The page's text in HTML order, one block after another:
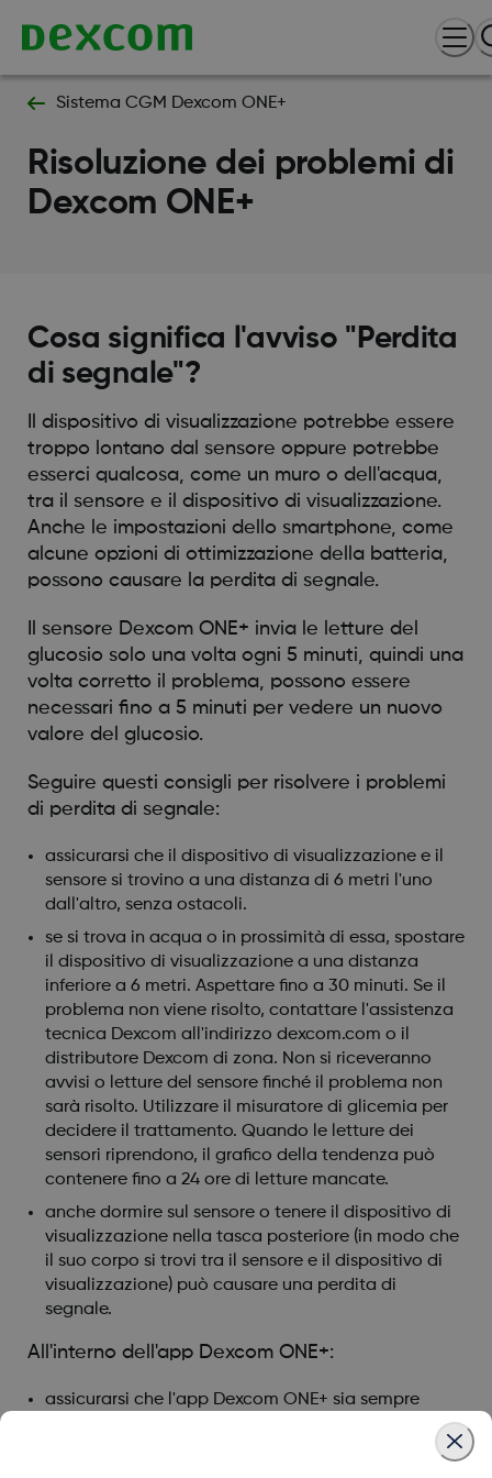
Sistema CGM Dexcom ONE+
Risoluzione dei problemi di
Dexcom ONE+
Cosa significa l'avviso "Perdita
di segnale"?
Il dispositivo di visualizzazione potrebbe essere
troppo lontano dal sensore oppure potrebbe
esserci qualcosa, come un muro o dell'acqua,
tra il sensore e il dispositivo di visualizzazione.
Anche le impostazioni dello smartphone, come
alcune opzioni di ottimizzazione della batteria,
possono causare la perdita di segnale.
Il sensore Dexcom ONE+ invia le letture del
glucosio solo una volta ogni 5 minuti, quindi una
volta corretto il problema, possono essere
necessari fino a 5 minuti per vedere un nuovo
valore del glucosio.
Seguire questi consigli per risolvere i problemi
di perdita di segnale:
assicurarsi che il dispositivo di visualizzazione e il
sensore si trovino a una distanza di 6 metri l'uno
dall'altro, senza ostacoli.
se si trova in acqua o in prossimità di essa, spostare
il dispositivo di visualizzazione a una distanza
inferiore a 6 metri. Aspettare fino a 30 minuti. Se il
problema non viene risolto, contattare l'assistenza
tecnica Dexcom all'indirizzo dexcom.com o il
distributore Dexcom di zona. Non si riceveranno
avvisi o letture del sensore finché il problema non
sarà risolto. Utilizzare il misuratore di glicemia per
decidere il trattamento. Quando le letture dei
sensori riprendono, il grafico della tendenza può
contenere fino a 24 ore di letture mancate.
anche dormire sul sensore o tenere il dispositivo di
visualizzazione nella tasca posteriore (in modo che
il suo corpo si trovi tra il sensore e il dispositivo di
visualizzazione) può causare una perdita di
segnale.
All'interno dell'app Dexcom ONE+:
assicurarsi che l'app Dexcom ONE+ sia sempre